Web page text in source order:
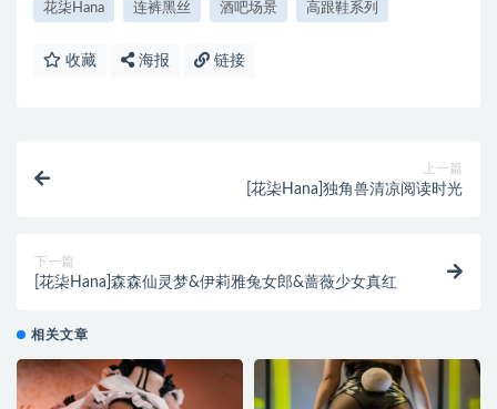
花柒Hana 连裤黑丝 酒吧场景 高跟鞋系列
收藏 海报 链接
上一篇
[花柒Hana]独角兽清凉阅读时光
下一篇
[花柒Hana]森森仙灵梦&伊莉雅兔女郎&蔷薇少女真红
相关文章